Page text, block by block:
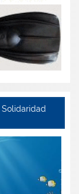
Solidaridad